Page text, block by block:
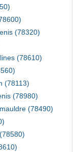
(78320)
(78610)
(78113)
(78980)
(78490)